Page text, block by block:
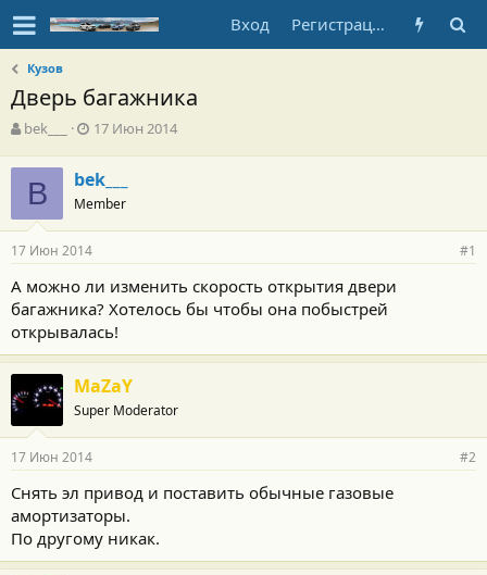
Вход Регистрация
Кузов
Дверь багажника
А
т
о
р
т
е
м
ы
bek___
Д
а
н
а
л
а
17 Июн 2014
B bek___
Member
17 Июн 2014 #1
А можно ли изменить скорость открытия двери
багажника? Хотелось бы чтобы она побыстрей
открывалась!
MaZaY
Super Moderator
17 Июн 2014 #2
Cнять эл привод и поставить обычные газовые
амортизаторы.
По другому никак.